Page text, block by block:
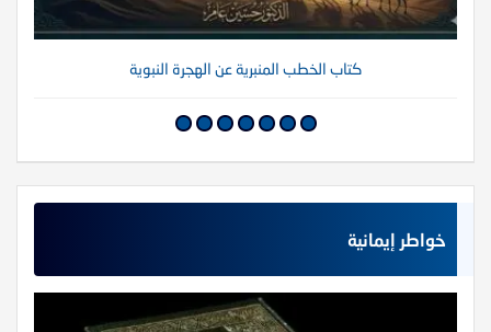
كتاب الخطب المنبرية عن الهجرة النبوية
خواطر إيمانية